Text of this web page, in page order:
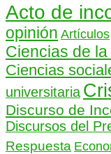
Acto de
opinión Artículos
Ciencias de la
Ciencias
universitaria
Discurso de
Discursos del
Respuesta